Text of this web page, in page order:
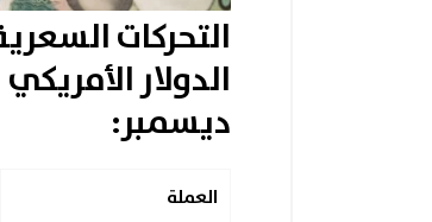
التحركات
ديسمبر:
العملة